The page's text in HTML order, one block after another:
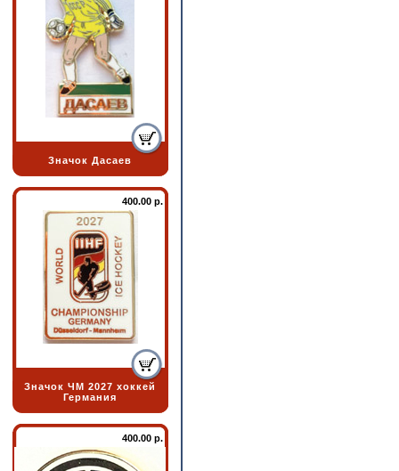
Значок Дасаев
400.00 р.
Значок ЧМ 2027 хоккей
Германия
400.00 р.